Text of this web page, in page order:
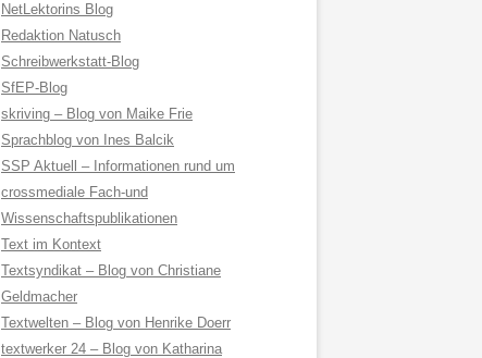
NetLektorins Blog
Redaktion Natusch
Schreibwerkstatt-Blog
SfEP-Blog
skriving – Blog von Maike Frie
Sprachblog von Ines Balcik
SSP Aktuell – Informationen rund um
crossmediale Fach-und
Wissenschaftspublikationen
Text im Kontext
Textsyndikat – Blog von Christiane
Geldmacher
Textwelten – Blog von Henrike Doerr
textwerker 24 – Blog von Katharina